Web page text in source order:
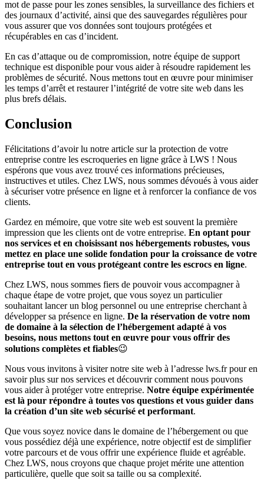
mot de passe pour les zones sensibles, la surveillance des fichiers et
des journaux d’activité, ainsi que des sauvegardes régulières pour
vous assurer que vos données sont toujours protégées et
récupérables en cas d’incident.
En cas d’attaque ou de compromission, notre équipe de support
technique est disponible pour vous aider à résoudre rapidement les
problèmes de sécurité. Nous mettons tout en œuvre pour minimiser
les temps d’arrêt et restaurer l’intégrité de votre site web dans les
plus brefs délais.
Conclusion
Félicitations d’avoir lu notre article sur la protection de votre
entreprise contre les escroqueries en ligne grâce à LWS ! Nous
espérons que vous avez trouvé ces informations précieuses,
instructives et utiles. Chez LWS, nous sommes dévoués à vous aider
à sécuriser votre présence en ligne et à renforcer la confiance de vos
clients.
Gardez en mémoire, que votre site web est souvent la première
impression que les clients ont de votre entreprise. En optant pour
nos services et en choisissant nos hébergements robustes, vous
mettez en place une solide fondation pour la croissance de votre
entreprise tout en vous protégeant contre les escrocs en ligne.
Chez LWS, nous sommes fiers de pouvoir vous accompagner à
chaque étape de votre projet, que vous soyez un particulier
souhaitant lancer un blog personnel ou une entreprise cherchant à
développer sa présence en ligne. De la réservation de votre nom
de domaine à la sélection de l’hébergement adapté à vos
besoins, nous mettons tout en œuvre pour vous offrir des
solutions complètes et fiables😉
Nous vous invitons à visiter notre site web à l’adresse lws.fr pour en
savoir plus sur nos services et découvrir comment nous pouvons
vous aider à protéger votre entreprise. Notre équipe expérimentée
est là pour répondre à toutes vos questions et vous guider dans
la création d’un site web sécurisé et performant.
Que vous soyez novice dans le domaine de l’hébergement ou que
vous possédiez déjà une expérience, notre objectif est de simplifier
votre parcours et de vous offrir une expérience fluide et agréable.
Chez LWS, nous croyons que chaque projet mérite une attention
particulière, quelle que soit sa taille ou sa complexité.